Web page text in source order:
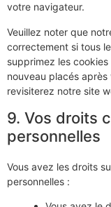
votre navigateur.
Veuillez noter que
correctement si tous
supprimez les
nouveau placés
revisiterez notre site
9. Vos droits
personnelles
Vous avez les droits
personnelles :